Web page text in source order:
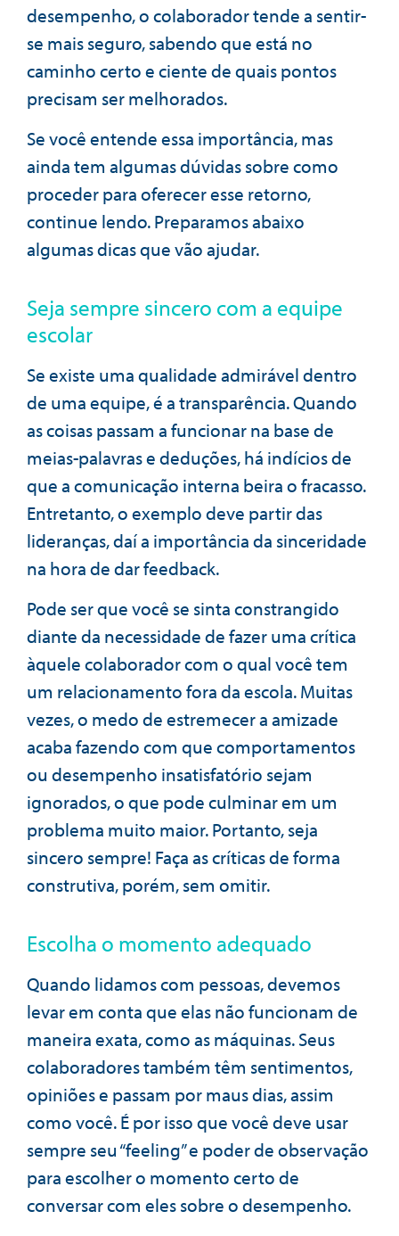
desempenho, o colaborador tende a sentir-
se mais seguro, sabendo que está no
caminho certo e ciente de quais pontos
precisam ser melhorados.
Se você entende essa importância, mas
ainda tem algumas dúvidas sobre como
proceder para oferecer esse retorno,
continue lendo. Preparamos abaixo
algumas dicas que vão ajudar.
Seja sempre sincero com a equipe
escolar
Se existe uma qualidade admirável dentro
de uma equipe, é a transparência. Quando
as coisas passam a funcionar na base de
meias-palavras e deduções, há indícios de
que a comunicação interna beira o fracasso.
Entretanto, o exemplo deve partir das
lideranças, daí a importância da sinceridade
na hora de dar feedback.
Pode ser que você se sinta constrangido
diante da necessidade de fazer uma crítica
àquele colaborador com o qual você tem
um relacionamento fora da escola. Muitas
vezes, o medo de estremecer a amizade
acaba fazendo com que comportamentos
ou desempenho insatisfatório sejam
ignorados, o que pode culminar em um
problema muito maior. Portanto, seja
sincero sempre! Faça as críticas de forma
construtiva, porém, sem omitir.
Escolha o momento adequado
Quando lidamos com pessoas, devemos
levar em conta que elas não funcionam de
maneira exata, como as máquinas. Seus
colaboradores também têm sentimentos,
opiniões e passam por maus dias, assim
como você. É por isso que você deve usar
sempre seu “feeling” e poder de observação
para escolher o momento certo de
conversar com eles sobre o desempenho.